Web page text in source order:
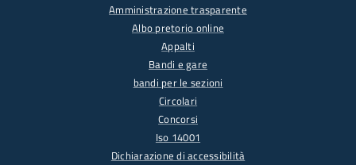
Amministrazione trasparente
Albo pretorio online
Appalti
Bandi e gare
bandi per le sezioni
Circolari
Concorsi
Iso 14001
Dichiarazione di accessibilità